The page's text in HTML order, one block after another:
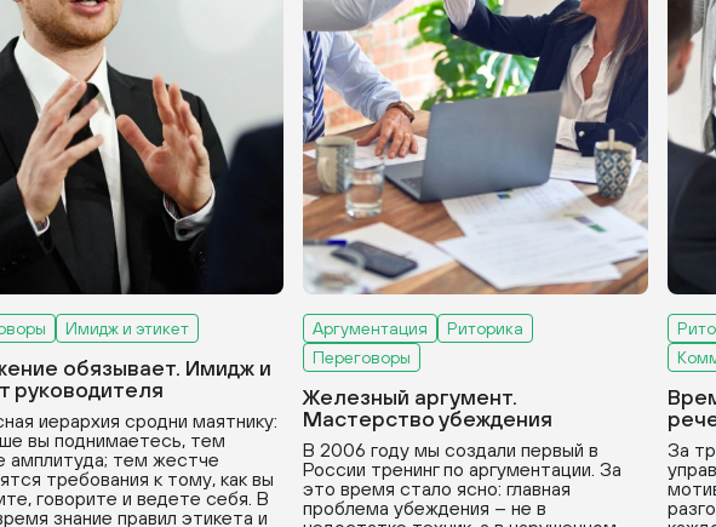
Имидж и этикет
обязывает. Имидж и
руководителя
иерархия сродни маятнику:
вы поднимаетесь, тем
амплитуда; тем жестче
требования к тому, как вы
говорите и ведете себя. В
знание правил этикета и
Аргументация
Риторика
Переговоры
Железный аргумент.
Мастерство убеждения
В 2006 году мы создали первый в
России тренинг по аргументации. За
это время стало ясно: главная
проблема убеждения – не в
За